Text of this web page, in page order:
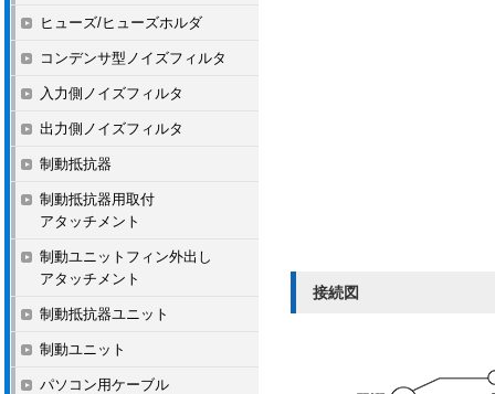
接続図
ヒューズ/ヒューズホルダ
コンデンサ型ノイズフィルタ
入力側ノイズフィルタ
出力側ノイズフィルタ
制動抵抗器
制動抵抗器用取付
アタッチメント
制動ユニットフィン外出し
アタッチメント
制動抵抗器ユニット
制動ユニット
パソコン用ケーブル